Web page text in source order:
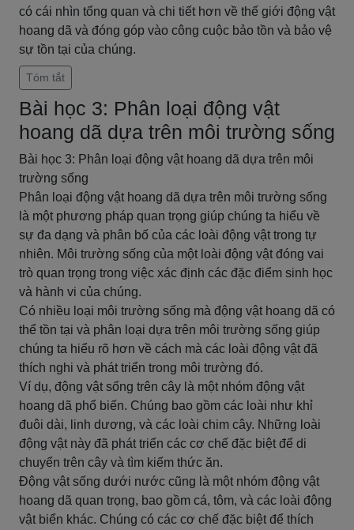
có cái nhìn tổng quan và chi tiết hơn về thế giới động vật
hoang dã và đóng góp vào công cuộc bảo tồn và bảo vệ
sự tồn tại của chúng.
Tóm tắt
Bài học 3: Phân loại động vật
hoang dã dựa trên môi trường sống
Bài học 3: Phân loại động vật hoang dã dựa trên môi
trường sống
Phân loại động vật hoang dã dựa trên môi trường sống
là một phương pháp quan trọng giúp chúng ta hiểu về
sự đa dạng và phân bố của các loài động vật trong tự
nhiên. Môi trường sống của một loài động vật đóng vai
trò quan trọng trong việc xác định các đặc điểm sinh học
và hành vi của chúng.
Có nhiều loại môi trường sống mà động vật hoang dã có
thể tồn tại và phân loại dựa trên môi trường sống giúp
chúng ta hiểu rõ hơn về cách mà các loài động vật đã
thích nghi và phát triển trong môi trường đó.
Ví dụ, động vật sống trên cây là một nhóm động vật
hoang dã phổ biến. Chúng bao gồm các loài như khỉ
đuôi dài, linh dương, và các loài chim cây. Những loài
động vật này đã phát triển các cơ chế đặc biệt để di
chuyển trên cây và tìm kiếm thức ăn.
Động vật sống dưới nước cũng là một nhóm động vật
hoang dã quan trọng, bao gồm cá, tôm, và các loài động
vật biển khác. Chúng có các cơ chế đặc biệt để thích